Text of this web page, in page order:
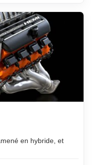
en hybride, et